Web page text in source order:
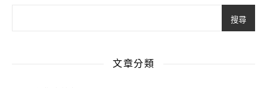
搜尋
文章分類